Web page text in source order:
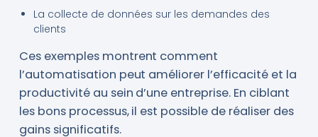
La collecte de données sur les demandes des
clients
Ces exemples montrent comment
l’automatisation peut améliorer l’efficacité et la
productivité au sein d’une entreprise. En ciblant
les bons processus, il est possible de réaliser des
gains significatifs.